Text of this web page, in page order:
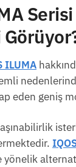
ILUMA
eden geniş
yönelik